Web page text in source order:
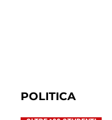
POLITICA